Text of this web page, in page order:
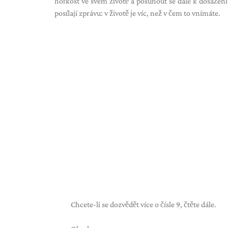
posílají zprávu: v životě je víc, než v čem to vnímáte.
Chcete-li se dozvědět více o čísle 9, čtěte dále.